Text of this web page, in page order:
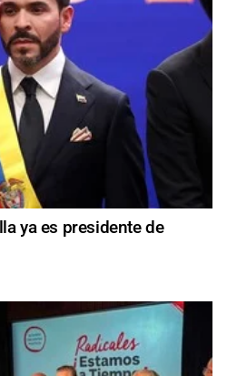
ya es presidente de